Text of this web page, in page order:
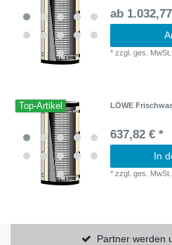
ab
*zzgl. ges. MwSt.
Top-Artikel LÖWE
637,82 € *
In
*zzgl. ges. MwSt.
Partner werden